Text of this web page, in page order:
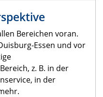
Bereichen voran.
Essen und vor
z. B. in der
in der